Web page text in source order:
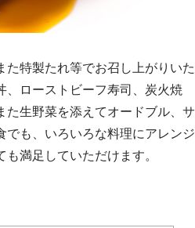
た特製たれ等でお召し上がりいた
、ローストビーフ寿司、炭火焼
た生野菜を添えてオードブル、サ
でも、いろいろな料理にアレンジ
満足していただけます。